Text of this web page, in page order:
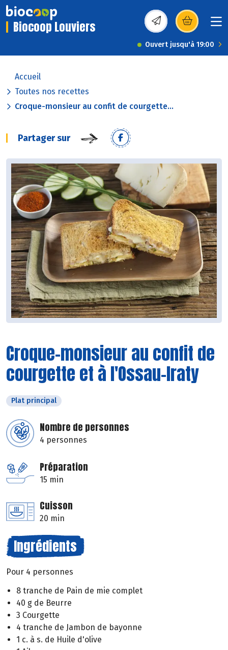
Biocoop Louviers (s’ouvre dans une
Ouvert jusqu'à 19:00
Accueil
Toutes nos recettes
Croque-monsieur au confit de courgette...
Partager sur
Croque-monsieur au confit de
courgette et à l'Ossau-Iraty
Plat principal
Nombre de personnes
4 personnes
Préparation
15 min
Cuisson
20 min
Ingrédients
Pour 4 personnes
8 tranche de Pain de mie complet
40 g de Beurre
3 Courgette
4 tranche de Jambon de bayonne
1 c. à s. de Huile d'olive